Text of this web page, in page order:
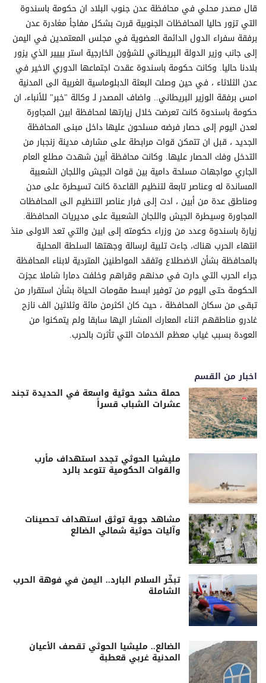
قال مصدر محلي في محافظة عدن جنوب البلاد ان حكومة باسندوة
التي تزور حاليا المحافظات الجنوبية قررت بشكل مفاجأ مغادرة عدن
برفقة سفراء الدول الدائمة العضوية في مجلس المعتمدين في اليمن
إلى جانب وزير الدولة البريطاني للشؤون الخارجية استر بييير الذي يزور
بلادنا حاليا. وكانت حكومة باسندوة عقدت اجتماعها الدوري الاخير في
عدن الثلاثاء ، في حين وصلت البعثة الدبلوماسية الغربية الى المدنية
امس برفقة الوزير البريطاني.. واضاف المصدر لـ وكالة "خبر" للأنباء، ان
حكومة باسندوة كانت تعرضت خلال زيارتها لمحافظة ابين المجاورة
لعدن اليوم إلى حصار فرضه مسلحون عليها داخل مبنى المحافظة
الجديد ، قبل ان تتمكن قوات مرابطة على مشارف مدينة زنجبار من
التدخل وفك الحصار عليها. وكانت محافظة أبين شهدت مطلع العام
الجاري مواجهات مسلحة دامية بين قوات الجيش واللجان الشعبية
المساندة له وعناصر تابعة لتنظيم القاعدة كانت تسيطرة على مدن
ومناطق عدة من أبين ، ادت إلى فرار عناصر التنظيم الى المحافظات
المجاورة وسيطرة الجيش واللجان الشعبية على مديريات المحافظة.
زيارة باسندوة وعدد من وزراء حكومته إلى ابين والتي تعد الاولى منذ
انتهاء الحرب هناك، جاءت تلبية لرسالة وجهتها السلطة المحلية
بالمحافظة بشأن الاضطلاع وتفقد المواطنين المتردية لابناء المحافظة
جراء الحرب التي دارت في مدنهم وقراهم وخلفت دمارا شاملا عجزت
الحكومة حتى اليوم من توفير ابسط مقومات الحياة بشأن استقرار من
تبقى من سكان المحافظة ، حيث كان اكثرمن مائة وثلاثين الف نازح
غادرو مناطقهم اثناء المعارك المشار اليها سابقا ولم يتمكنوا من
العودة بسبب غياب معظم الخدمات التي تأثرت بالحرب.
اخبار من القسم
حملة حشد حوثية واسعة في الحديدة تجند
عشرات الشباب قسراً
مليشيا الحوثي تجدد استهداف مأرب
والقوات الحكومية تتوعد بالرد
مشاهد جوية توثق استهداف تحصينات
وآليات حوثية شمالي الضالع
تبخّر السلام البارد.. اليمن في فوهة الحرب
الشاملة
الضالع.. مليشيا الحوثي تقصف الأعيان
المدنية غربي قعطبة